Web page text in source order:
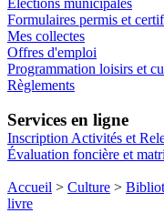
Formulaires permis et
Mes collectes
Offres d'emploi
Programmation loisirs et
Règlements
Services en ligne
Inscription Activités et
Évaluation foncière et
Accueil > Culture >
livre